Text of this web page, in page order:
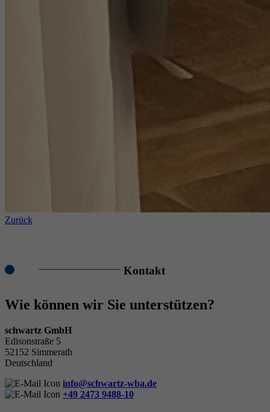
Zurück
Kontakt
Wie können wir Sie unterstützen?
schwartz GmbH
Edisonstraße 5
52152 Simmerath
Deutschland
info@schwartz-wba.de
+49 2473 9488-10